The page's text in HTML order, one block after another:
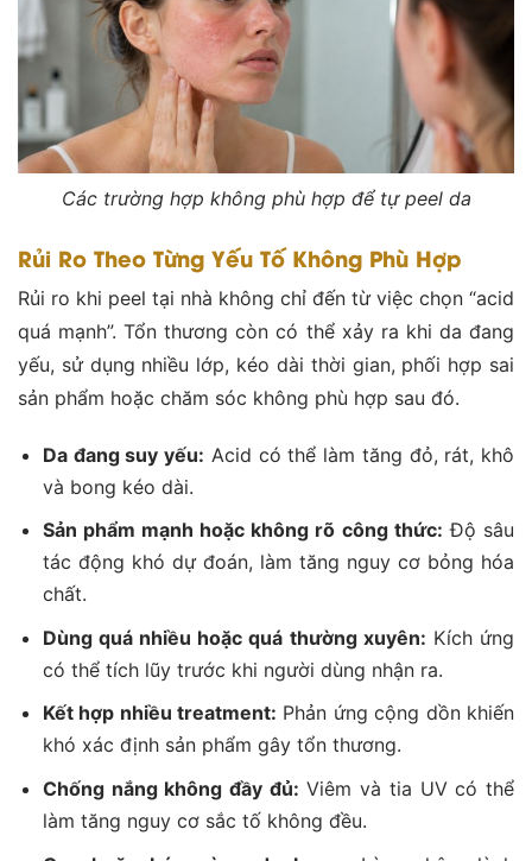
Các trường hợp không phù hợp để tự peel da
Rủi Ro Theo Từng Yếu Tố Không Phù Hợp
Rủi ro khi peel tại nhà không chỉ đến từ việc chọn “acid
quá mạnh”. Tổn thương còn có thể xảy ra khi da đang
yếu, sử dụng nhiều lớp, kéo dài thời gian, phối hợp sai
sản phẩm hoặc chăm sóc không phù hợp sau đó.
Da đang suy yếu: Acid có thể làm tăng đỏ, rát, khô
và bong kéo dài.
Sản phẩm mạnh hoặc không rõ công thức: Độ sâu
tác động khó dự đoán, làm tăng nguy cơ bỏng hóa
chất.
Dùng quá nhiều hoặc quá thường xuyên: Kích ứng
có thể tích lũy trước khi người dùng nhận ra.
Kết hợp nhiều treatment: Phản ứng cộng dồn khiến
khó xác định sản phẩm gây tổn thương.
Chống nắng không đầy đủ: Viêm và tia UV có thể
làm tăng nguy cơ sắc tố không đều.